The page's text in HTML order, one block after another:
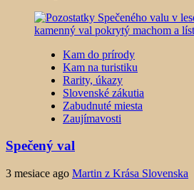
Kam do prírody
Kam na turistiku
Rarity, úkazy
Slovenské zákutia
Zabudnuté miesta
Zaujímavosti
Spečený val
3 mesiace ago Martin z Krása Slovenska